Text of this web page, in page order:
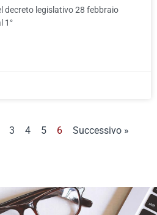
decreto legislativo 28 febbraio
1°
3 4 5 6 Successivo »